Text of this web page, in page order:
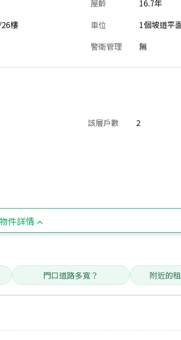
屋齡
16.7年
樓 車位
1個坡道平
警衛管理 無
該層戶數
2
件詳情
門口道路多寬？ 附近的